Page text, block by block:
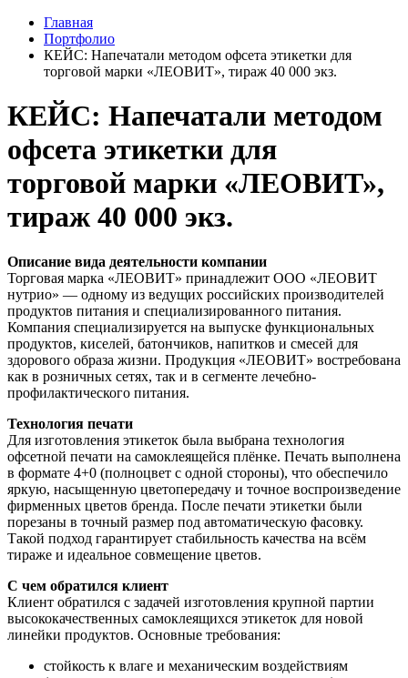
Главная
Портфолио
КЕЙС: Напечатали методом офсета этикетки для
торговой марки «ЛЕОВИТ», тираж 40 000 экз.
КЕЙС: Напечатали методом
офсета этикетки для
торговой марки «ЛЕОВИТ»,
тираж 40 000 экз.
Описание вида деятельности компании
Торговая марка «ЛЕОВИТ» принадлежит ООО «ЛЕОВИТ
нутрио» — одному из ведущих российских производителей
продуктов питания и специализированного питания.
Компания специализируется на выпуске функциональных
продуктов, киселей, батончиков, напитков и смесей для
здорового образа жизни. Продукция «ЛЕОВИТ» востребована
как в розничных сетях, так и в сегменте лечебно-
профилактического питания.
Технология печати
Для изготовления этикеток была выбрана технология
офсетной печати на самоклеящейся плёнке. Печать выполнена
в формате 4+0 (полноцвет с одной стороны), что обеспечило
яркую, насыщенную цветопередачу и точное воспроизведение
фирменных цветов бренда. После печати этикетки были
порезаны в точный размер под автоматическую фасовку.
Такой подход гарантирует стабильность качества на всём
тираже и идеальное совмещение цветов.
С чем обратился клиент
Клиент обратился с задачей изготовления крупной партии
высококачественных самоклеящихся этикеток для новой
линейки продуктов. Основные требования:
стойкость к влаге и механическим воздействиям